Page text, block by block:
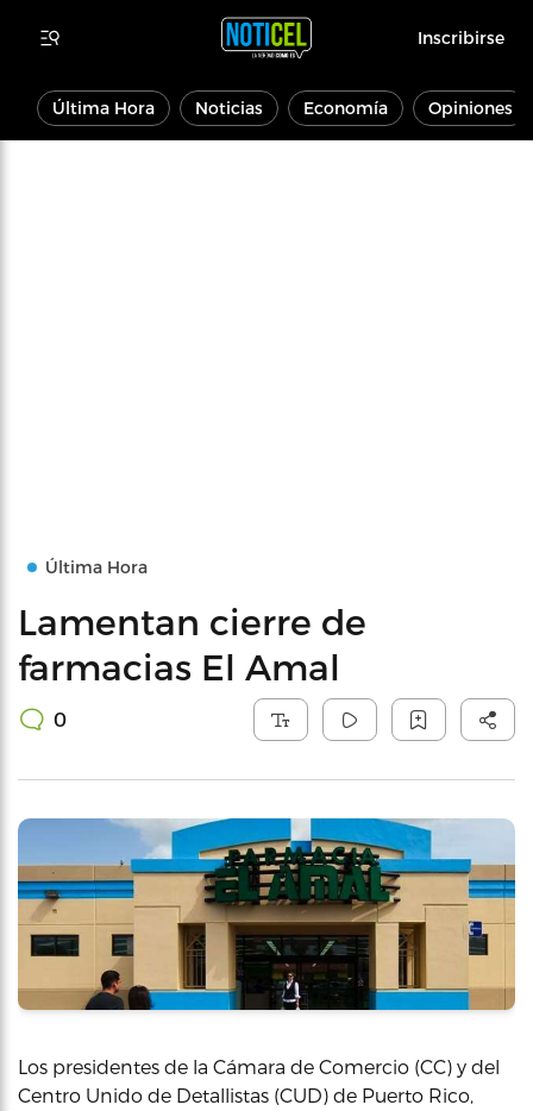
Inscribirse
Última Hora Noticias Economía Opiniones
Última Hora
Lamentan cierre de
farmacias El Amal
0
Los presidentes de la Cámara de Comercio (CC) y del
Centro Unido de Detallistas (CUD) de Puerto Rico,